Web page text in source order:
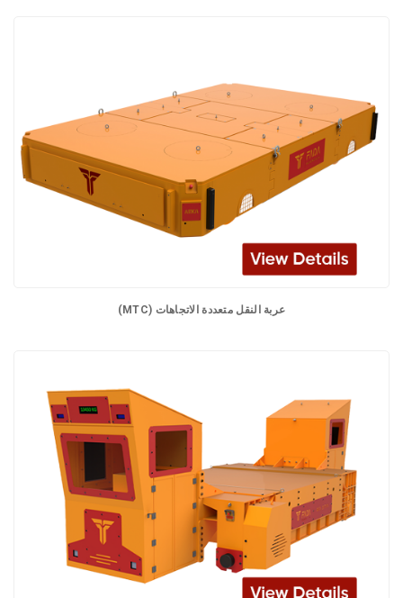
عربة النقل متعددة الاتجاهات (MTC)